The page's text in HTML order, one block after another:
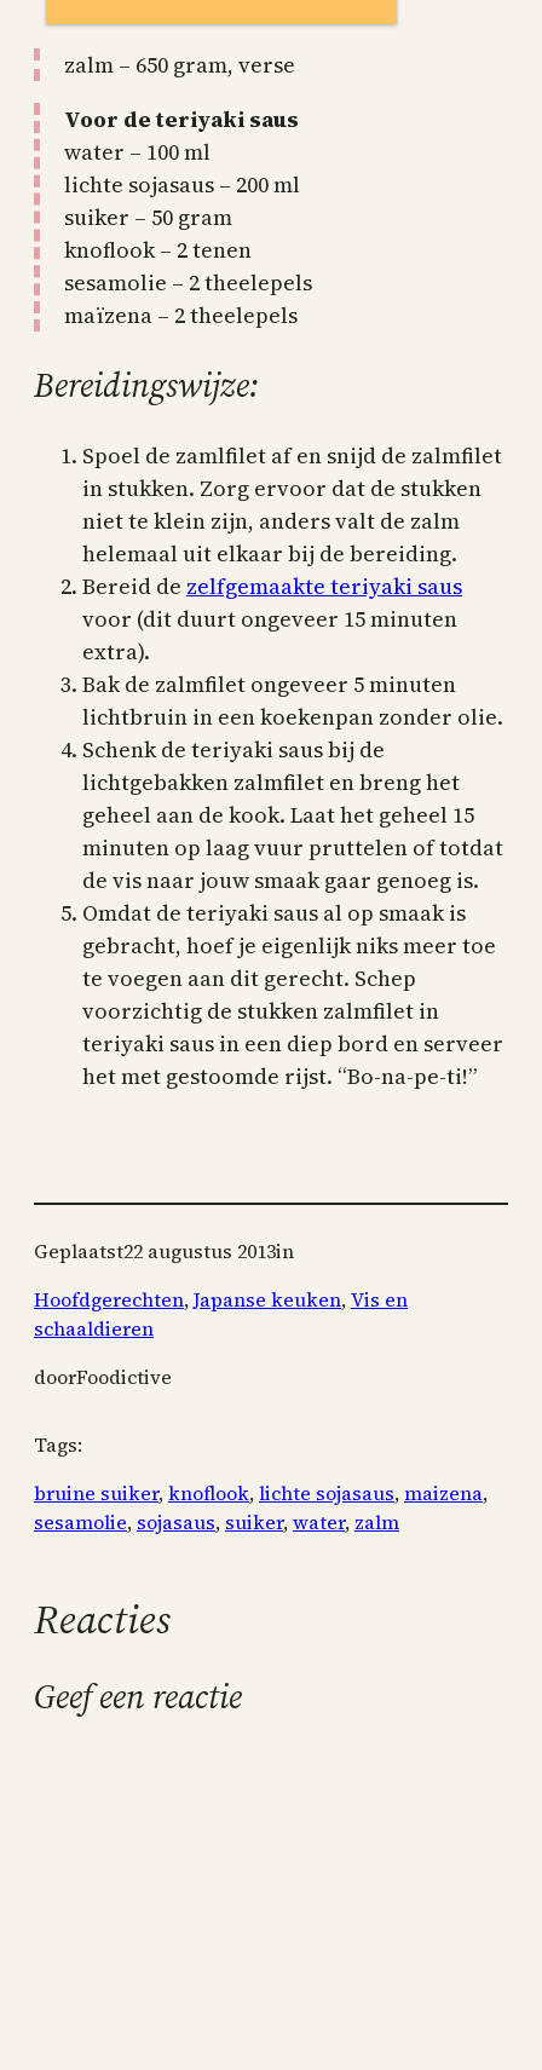
zalm – 650 gram, verse
Voor de teriyaki saus
water – 100 ml
lichte sojasaus – 200 ml
suiker – 50 gram
knoflook – 2 tenen
sesamolie – 2 theelepels
maïzena – 2 theelepels
Bereidingswijze:
Spoel de zamlfilet af en snijd de zalmfilet
in stukken. Zorg ervoor dat de stukken
niet te klein zijn, anders valt de zalm
helemaal uit elkaar bij de bereiding.
Bereid de zelfgemaakte teriyaki saus
voor (dit duurt ongeveer 15 minuten
extra).
Bak de zalmfilet ongeveer 5 minuten
lichtbruin in een koekenpan zonder olie.
Schenk de teriyaki saus bij de
lichtgebakken zalmfilet en breng het
geheel aan de kook. Laat het geheel 15
minuten op laag vuur pruttelen of totdat
de vis naar jouw smaak gaar genoeg is.
Omdat de teriyaki saus al op smaak is
gebracht, hoef je eigenlijk niks meer toe
te voegen aan dit gerecht. Schep
voorzichtig de stukken zalmfilet in
teriyaki saus in een diep bord en serveer
het met gestoomde rijst. “Bo-na-pe-ti!”
Geplaatst22 augustus 2013in
Hoofdgerechten, Japanse keuken, Vis en
schaaldieren
doorFoodictive
Tags:
bruine suiker, knoflook, lichte sojasaus, maizena
sesamolie, sojasaus, suiker, water, zalm
Reacties
Geef een reactie